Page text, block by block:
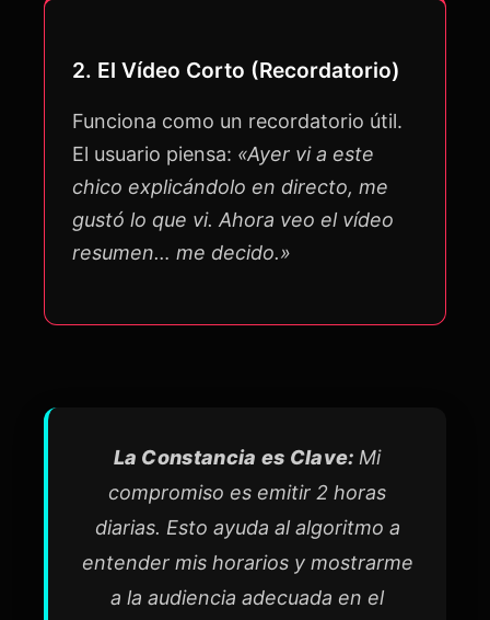
2. El Vídeo Corto (Recordatorio)
Funciona como un recordatorio útil.
El usuario piensa: «Ayer vi a este
chico explicándolo en directo, me
gustó lo que vi. Ahora veo el vídeo
resumen… me decido.»
La Constancia es Clave: Mi
compromiso es emitir 2 horas
diarias. Esto ayuda al algoritmo a
entender mis horarios y mostrarme
a la audiencia adecuada en el